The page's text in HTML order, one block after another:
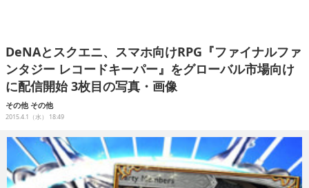
企業動向
人材育成
産業政策
連載
イベント/セミナー
DeNAとスクエニ、スマホ向けRPG『ファイナルファ
ンタジー レコードキーパー』をグローバル市場向け
に配信開始 3枚目の写真・画像
その他 その他
2015.4.1（水） 18:49